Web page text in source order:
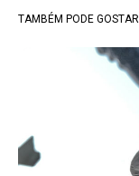
TAMBÉM PODE